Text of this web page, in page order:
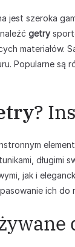
jest szeroka
getry
materiałów.
Popularne są
?
długimi
jak i
ich do